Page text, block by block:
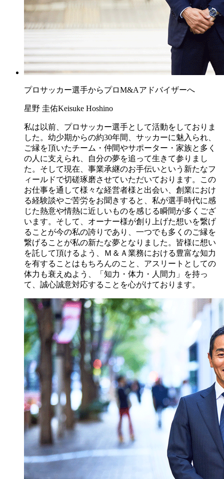
プロサッカー選手からプロM&Aアドバイザーへ
星野 圭佑Keisuke Hoshino
私は以前、プロサッカー選手として活動をしておりま
した。幼少期からの約30年間、サッカーに魅入られ、
ご縁を頂いたチーム・仲間やサポーター・家族と多く
の人に支えられ、自分の夢を追って生きて参りまし
た。そして現在、事業承継のお手伝いという新たなフ
ィールドで切磋琢磨させていただいております。この
お仕事を通して様々な経営者様と出会い、創業におけ
る経験談やご苦労をお聞きすると、私が選手時代に感
じた熱意や情熱に近しいものを感じる瞬間が多くござ
います。そして、オーナー様が創り上げた想いを繋げ
ることが今の私の誇りであり、一つでも多くのご縁を
繋げることが私の新たな夢となりました。皆様に想い
を託して頂けるよう、Ｍ＆Ａ業務における豊富な知力
を有することはもちろんのこと、アスリートとしての
体力も衰えぬよう、「知力・体力・人間力」を持っ
て、誠心誠意対応することを心がけております。